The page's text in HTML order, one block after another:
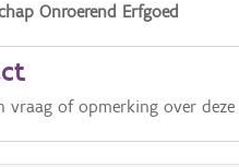
Onroerend Erfgoed
vraag of opmerking over deze